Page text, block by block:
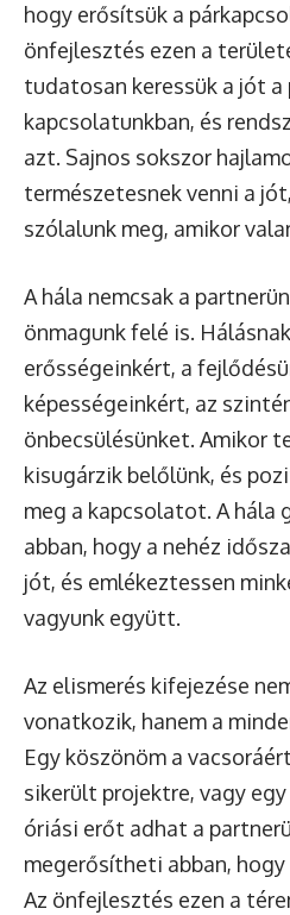
hogy erősítsük a
önfejlesztés ezen a
tudatosan keressük a jót a
kapcsolatunkban, és
azt. Sajnos sokszor
természetesnek venni a
szólalunk meg, amikor
A hála nemcsak a
önmagunk felé is.
erősségeinkért, a
képességeinkért, az
önbecsülésünket. Amikor
kisugárzik belőlünk, és
meg a kapcsolatot. A hála
abban, hogy a nehéz
jót, és emlékeztessen
vagyunk együtt.
Az elismerés kifejezése
vonatkozik, hanem a
Egy köszönöm a
sikerült projektre, vagy egy
óriási erőt adhat a
megerősítheti abban,
Az önfejlesztés ezen a